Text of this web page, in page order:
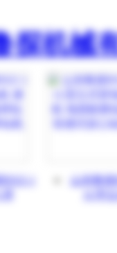
探机械
1
山东鲁